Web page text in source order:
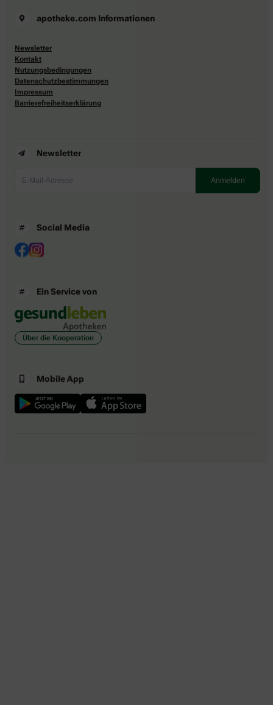
apotheke.com Informationen
Newsletter
Kontakt
Nutzungsbedingungen
Datenschutzbestimmungen
Impressum
Barrierefreiheitserklärung
Newsletter
Social Media
Ein Service von
Über die Kooperation
Mobile App